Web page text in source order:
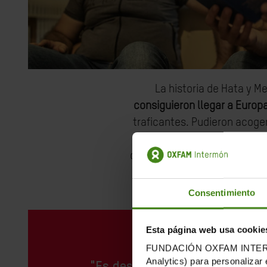
Consentimiento
Esta página web usa
FUNDACIÓN OXFAM
Analytics) para personalizar
La historia de Hata y
consiguieron llegar a
traficantes. Pudieron
en estos momentos ya no
de más de un año en